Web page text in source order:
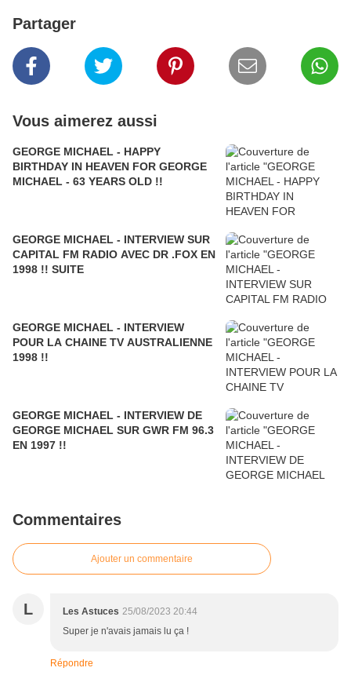
Partager
Vous aimerez aussi
GEORGE MICHAEL - HAPPY
BIRTHDAY IN HEAVEN FOR GEORGE
MICHAEL - 63 YEARS OLD !!
GEORGE MICHAEL - INTERVIEW SUR
CAPITAL FM RADIO AVEC DR .FOX EN
1998 !! SUITE
GEORGE MICHAEL - INTERVIEW
POUR LA CHAINE TV AUSTRALIENNE
1998 !!
GEORGE MICHAEL - INTERVIEW DE
GEORGE MICHAEL SUR GWR FM 96.3
EN 1997 !!
Commentaires
Ajouter un commentaire
L Les Astuces 25/08/2023 20:44
Super je n'avais jamais lu ça !
Répondre